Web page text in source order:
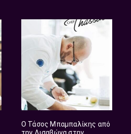
Ο Τάσος Μπαμπαλίκης από